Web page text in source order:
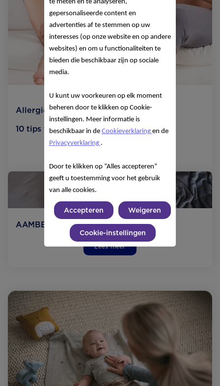
Allergieën en kwaaltjes
10 tips tegen KRAMP in je KUITEN
AAMBEIEN tijdens je zwangerschap
Lees meer
te meten en te analyseren,
gepersonaliseerde content en
advertenties af te stemmen op uw
interesses (op onze website en op andere
websites) en om u functionaliteiten te
bieden die beschikbaar zijn op sociale
media.
U kunt uw voorkeuren op elk moment
beheren door te klikken op Cookie-
instellingen. Meer informatie is
beschikbaar in de Cookieverklaring en de
Privacyverklaring .
Door te klikken op “Alles accepteren”
geeft u toestemming voor het gebruik
van alle cookies.
Accepteren Weigeren
Cookie-instellingen